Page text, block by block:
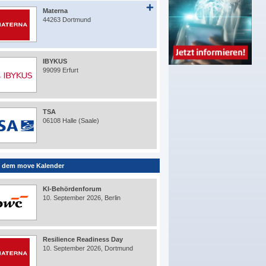
Materna
44263 Dortmund
IBYKUS
99099 Erfurt
TSA
06108 Halle (Saale)
dem move Kalender
KI-Behördenforum
10. September 2026, Berlin
Resilience Readiness Day
10. September 2026, Dortmund